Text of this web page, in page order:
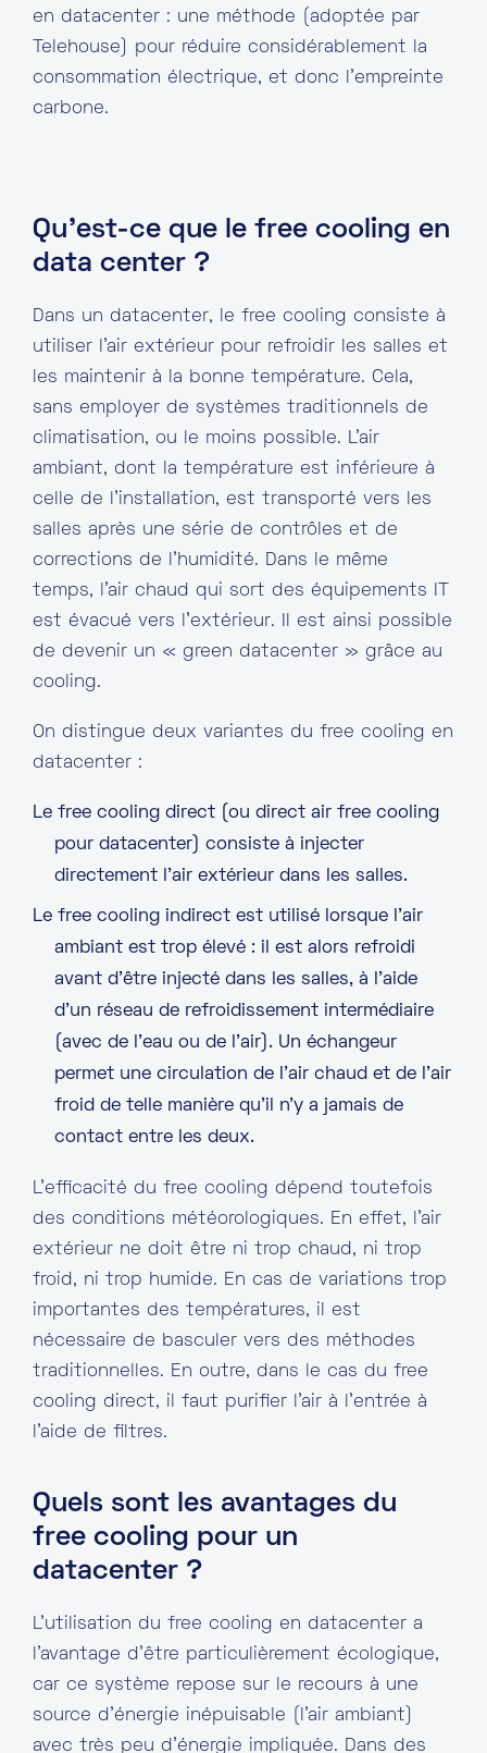
en datacenter : une méthode (adoptée par
Telehouse) pour réduire considérablement la
consommation électrique, et donc l’empreinte
carbone.
Qu’est-ce que le free cooling en
data center ?
Dans un datacenter, le free cooling consiste à
utiliser l’air extérieur pour refroidir les salles et
les maintenir à la bonne température. Cela,
sans employer de systèmes traditionnels de
climatisation, ou le moins possible. L’air
ambiant, dont la température est inférieure à
celle de l’installation, est transporté vers les
salles après une série de contrôles et de
corrections de l’humidité. Dans le même
temps, l’air chaud qui sort des équipements IT
est évacué vers l’extérieur. Il est ainsi possible
de devenir un « green datacenter » grâce au
cooling.
On distingue deux variantes du free cooling en
datacenter :
Le free cooling direct (ou direct air free cooling
pour datacenter) consiste à injecter
directement l’air extérieur dans les salles.
Le free cooling indirect est utilisé lorsque l’air
ambiant est trop élevé : il est alors refroidi
avant d’être injecté dans les salles, à l’aide
d’un réseau de refroidissement intermédiaire
(avec de l’eau ou de l’air). Un échangeur
permet une circulation de l’air chaud et de l’air
froid de telle manière qu’il n’y a jamais de
contact entre les deux.
L’efficacité du free cooling dépend toutefois
des conditions météorologiques. En effet, l’air
extérieur ne doit être ni trop chaud, ni trop
froid, ni trop humide. En cas de variations trop
importantes des températures, il est
nécessaire de basculer vers des méthodes
traditionnelles. En outre, dans le cas du free
cooling direct, il faut purifier l’air à l’entrée à
l’aide de filtres.
Quels sont les avantages du
free cooling pour un
datacenter ?
L’utilisation du free cooling en datacenter a
l’avantage d’être particulièrement écologique,
car ce système repose sur le recours à une
source d’énergie inépuisable (l’air ambiant)
avec très peu d’énergie impliquée. Dans des